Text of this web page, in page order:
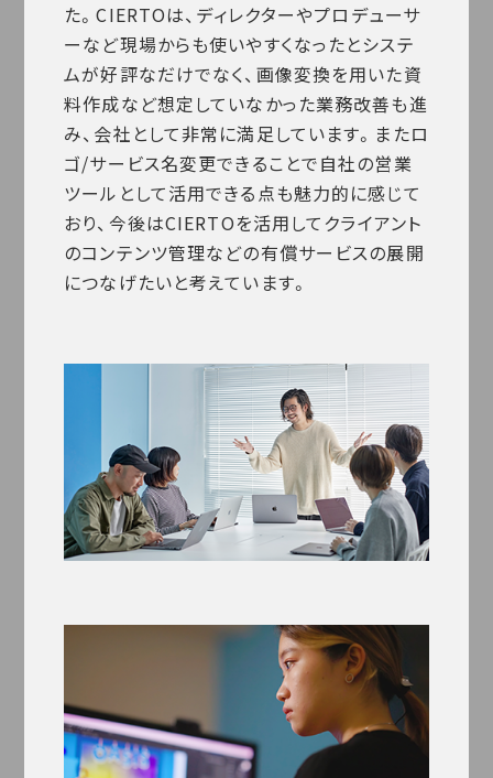
た。CIERTOは、ディレクターやプロデューサ
ーなど現場からも使いやすくなったとシステ
ムが好評なだけでなく、画像変換を用いた資
料作成など想定していなかった業務改善も進
み、会社として非常に満足しています。またロ
ゴ/サービス名変更できることで自社の営業
ツールとして活用できる点も魅力的に感じて
おり、今後はCIERTOを活用してクライアント
のコンテンツ管理などの有償サービスの展開
につなげたいと考えています。